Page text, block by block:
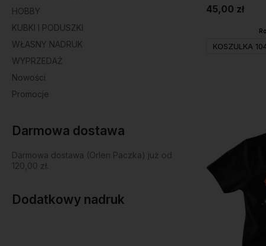
HOBBY
KUBKI I PODUSZKI
WŁASNY NADRUK
WYPRZEDAŻ
Nowości
Promocje
Darmowa dostawa
Darmowa dostawa (Orlen Paczka) już od
120,00 zł.
Dodatkowy nadruk
45,00 zł
KOSZULKA